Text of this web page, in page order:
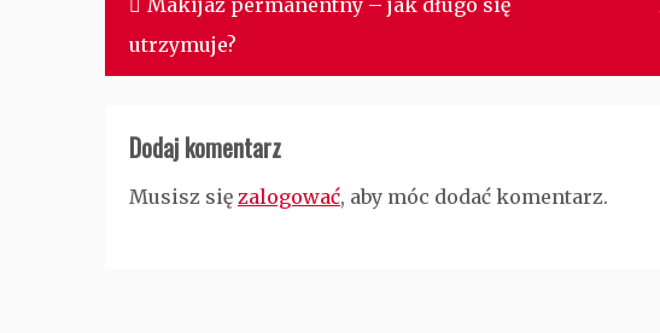
wpisu
Makijaż permanentny – jak długo się
utrzymuje?
Dodaj komentarz
Musisz się zalogować, aby móc dodać komentarz.